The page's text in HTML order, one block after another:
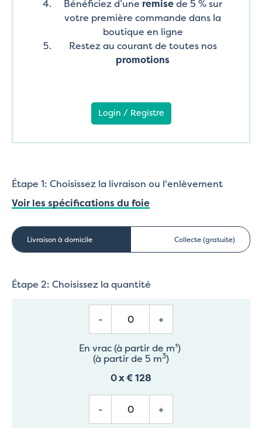
Bénéficiez d’une remisede 5 % sur
votre première commande dans la
boutique en ligne
Restez au courant de toutes nos
promotions
Login / Registre
Étape 1: Choisissez la livraison ou l'enlèvement
Voir les spécifications du foie
Livraison à domicile Collecte (gratuite)
Étape 2: Choisissez la quantité
- +
En vrac (à partir de m³)
(à partir de 5 m3)
0x€ 128
- +